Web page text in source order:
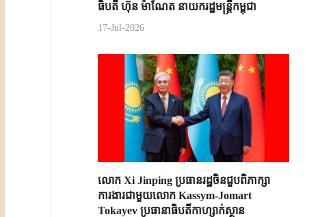
ធិបតី ហ៊ុន ម៉ាណែត នាយករដ្ឋមន្ត្រីកម្ពុជា
17-Jul-2026
លោក Xi Jinping ប្រធានរដ្ឋចិន​ជួបពិភាក្សា​
ការងារជាមួយ​លោក Kassym-Jomart ​
Tokayev ​ប្រធានាធិបតី​កាហ្សាក់ស្ថាន​